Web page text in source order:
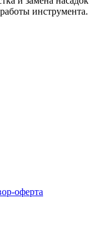
инструмента.
оферта